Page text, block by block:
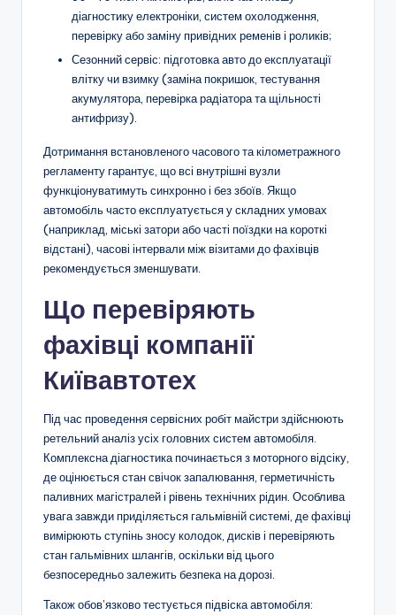
діагностику електроніки, систем охолодження,
перевірку або заміну привідних ременів і роликів;
Сезонний сервіс: підготовка авто до експлуатації
влітку чи взимку (заміна покришок, тестування
акумулятора, перевірка радіатора та щільності
антифризу).
Дотримання встановленого часового та кілометражного
регламенту гарантує, що всі внутрішні вузли
функціонуватимуть синхронно і без збоїв. Якщо
автомобіль часто експлуатується у складних умовах
(наприклад, міські затори або часті поїздки на короткі
відстані), часові інтервали між візитами до фахівців
рекомендується зменшувати.
Що перевіряють
фахівці компанії
Київавтотех
Під час проведення сервісних робіт майстри здійснюють
ретельний аналіз усіх головних систем автомобіля.
Комплексна діагностика починається з моторного відсіку,
де оцінюється стан свічок запалювання, герметичність
паливних магістралей і рівень технічних рідин. Особлива
увага завжди приділяється гальмівній системі, де фахівці
вимірюють ступінь зносу колодок, дисків і перевіряють
стан гальмівних шлангів, оскільки від цього
безпосередньо залежить безпека на дорозі.
Також обов’язково тестується підвіска автомобіля: